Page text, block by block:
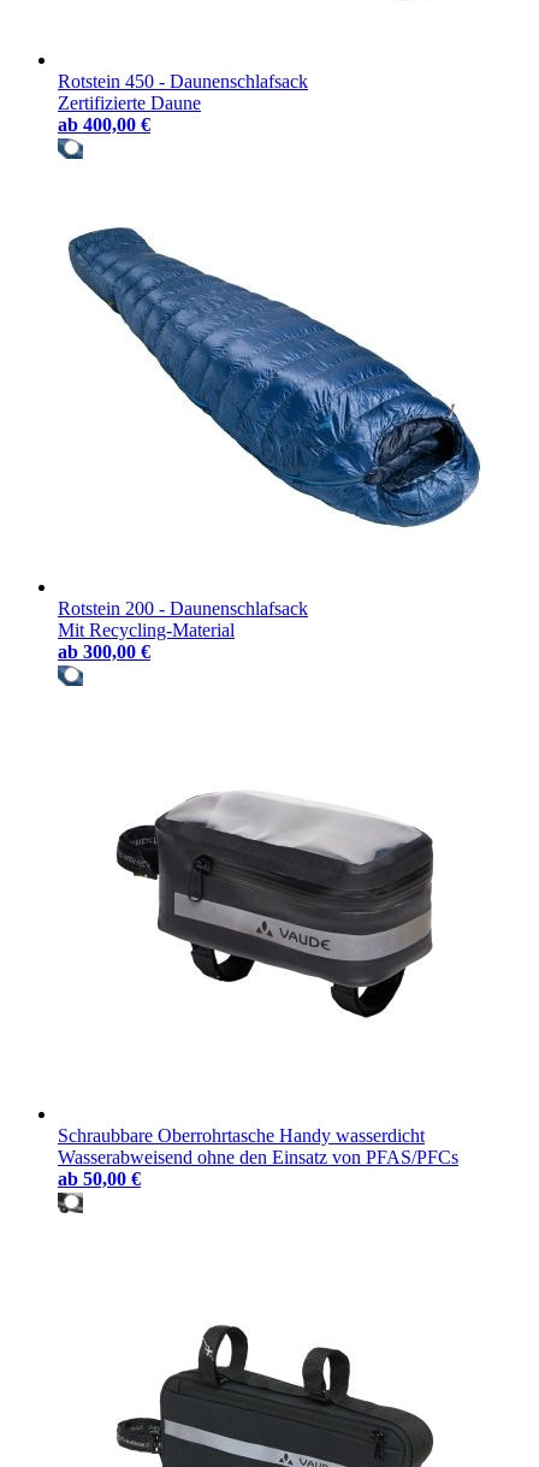
Rotstein 450 - Daunenschlafsack
Zertifizierte Daune
ab 400,00 €
Rotstein 200 - Daunenschlafsack
Mit Recycling-Material
ab 300,00 €
Schraubbare Oberrohrtasche Handy wasserdicht
Wasserabweisend ohne den Einsatz von PFAS/PFCs
ab 50,00 €